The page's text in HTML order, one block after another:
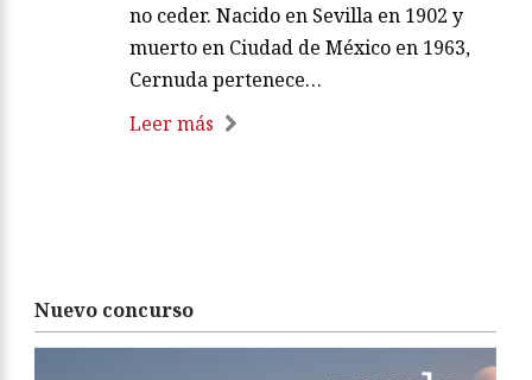
no ceder. Nacido en Sevilla en 1902 y
muerto en Ciudad de México en 1963,
Cernuda pertenece…
Leer más
Nuevo concurso